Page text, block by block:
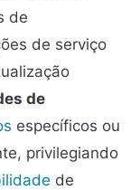
de
de serviço
de
específicos ou
privilegiando
de